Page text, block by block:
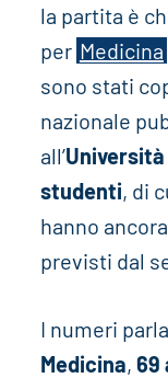
la partita è
per Medicina
sono stati
nazionale
all’Università
studenti, di
hanno
previsti dal
I numeri
Medicina, 69